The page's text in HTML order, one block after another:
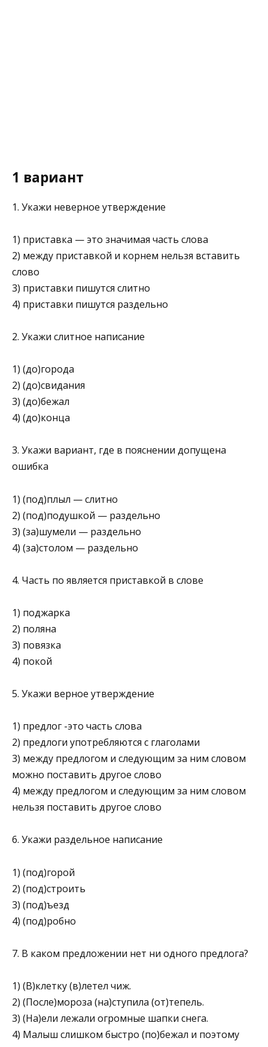
1 вариант
1. Укажи неверное утверждение
1) приставка — это значимая часть слова
2) между приставкой и корнем нельзя вставить
слово
3) приставки пишутся слитно
4) приставки пишутся раздельно
2. Укажи слитное написание
1) (до)города
2) (до)свидания
3) (до)бежал
4) (до)конца
3. Укажи вариант, где в пояснении допущена
ошибка
1) (под)плыл — слитно
2) (под)подушкой — раздельно
3) (за)шумели — раздельно
4) (за)столом — раздельно
4. Часть по является приставкой в слове
1) поджарка
2) поляна
3) повязка
4) покой
5. Укажи верное утверждение
1) предлог -это часть слова
2) предлоги употребляются с глаголами
3) между предлогом и следующим за ним сло­вом
можно поставить другое слово
4) между предлогом и следующим за ним словом
нельзя поставить другое слово
6. Укажи раздельное написание
1) (под)горой
2) (под)строить
3) (под)ъезд
4) (под)робно
7. В каком предложении нет ни одного предлога?
1) (В)клетку (в)летел чиж.
2) (После)мороза (на)ступила (от)тепель.
3) (На)ели лежали огромные шапки снега.
4) Малыш слишком быстро (по)бежал и поэтому